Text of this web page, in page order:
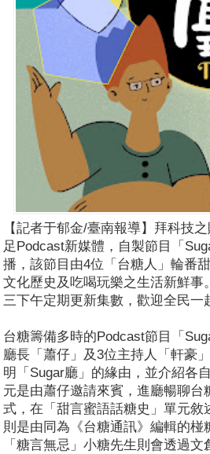
【記者于郁金/臺南報導】拜科技
足Podcast新媒體，自製節目「
播，該節目由4位「台糖人」輪番
文化歷史及吃喝玩樂之生活新鮮
三下午定期更新集數，歡迎全民一
台糖籌備多時的Podcast節目「
廳長「蕭仔」及3位主持人「軒豪
明「Sugar廳」的緣由，並介紹各
元是由蕭仔邀請來賓，進廳暢聊
式，在「甜言蜜語話糖史」單元
則是由同為《台糖通訊》編輯的
「糖言無忌」小糖先生則會透過